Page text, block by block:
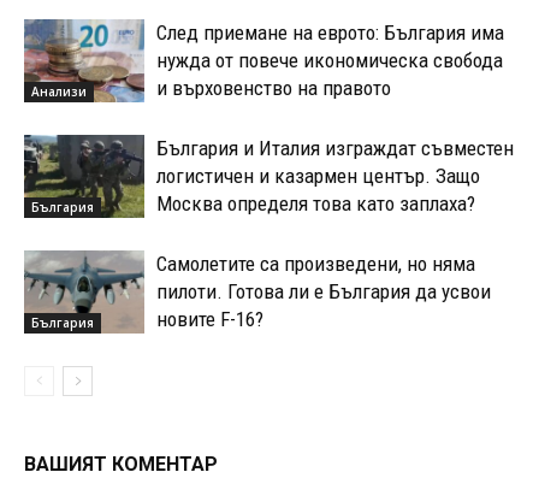
Анализи
След приемане на еврото: България има
нужда от повече икономическа свобода
и върховенство на правото
България
България и Италия изграждат съвместен
логистичен и казармен център. Защо
Москва определя това като заплаха?
България
Самолетите са произведени, но няма
пилоти. Готова ли е България да усвои
новите F-16?
ВАШИЯТ КОМЕНТАР